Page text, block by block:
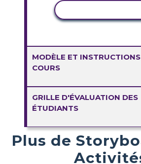
MODÈLE ET
COURS
GRILLE D'ÉVALUATION DES
ÉTUDIANTS
Plus de